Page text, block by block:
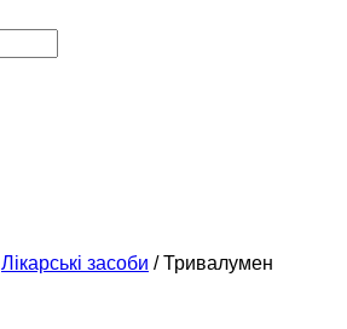
Лікарські засоби / Тривалумен